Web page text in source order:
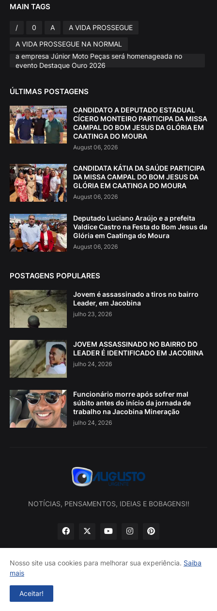
MAIN TAGS
/ 0 A
A VIDA PROSSEGUE
A VIDA PROSSEGUE NA NORMAL
a empresa Júnior Moto Peças será homenageada no
evento Destaque Ouro 2026
ÚLTIMAS POSTAGENS
CANDIDATO A DEPUTADO ESTADUAL
CÍCERO MONTEIRO PARTICIPA DA MISSA
CAMPAL DO BOM JESUS DA GLÓRIA EM
CAATINGA DO MOURA
August 06, 2026
CANDIDATA KÁTIA DA SAÚDE PARTICIPA
DA MISSA CAMPAL DO BOM JESUS DA
GLÓRIA EM CAATINGA DO MOURA
August 06, 2026
Deputado Luciano Araújo e a prefeita
Valdice Castro na Festa do Bom Jesus da
Glória em Caatinga do Moura
August 06, 2026
POSTAGENS POPULARES
Jovem é assassinado a tiros no bairro
Leader, em Jacobina
julho 23, 2026
JOVEM ASSASSINADO NO BAIRRO DO
LEADER É IDENTIFICADO EM JACOBINA
julho 24, 2026
Funcionário morre após sofrer mal
súbito antes do início da jornada de
trabalho na Jacobina Mineração
julho 24, 2026
NOTÍCIAS, PENSAMENTOS, IDEIAS E BOBAGENS!!
Início
Nosso site usa cookies para melhorar sua experiência. Saiba
mais
Aceitar!